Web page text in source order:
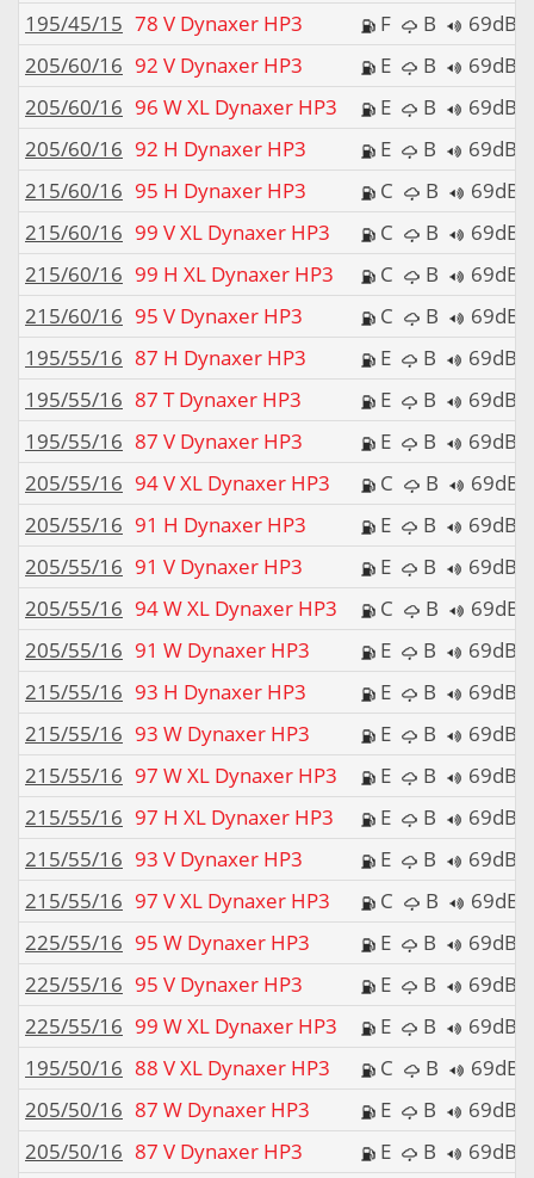
195/45/15 78 V Dynaxer HP3 F B
69dB
205/60/16 92 V Dynaxer HP3 E B
69dB
205/60/16 96 W XL Dynaxer HP3 E B
69dB
205/60/16 92 H Dynaxer HP3 E B
69dB
215/60/16 95 H Dynaxer HP3 C B
69dB
215/60/16 99 V XL Dynaxer HP3 C B
69dB
215/60/16 99 H XL Dynaxer HP3 C B
69dB
215/60/16 95 V Dynaxer HP3 C B
69dB
195/55/16 87 H Dynaxer HP3 E B
69dB
195/55/16 87 T Dynaxer HP3 E B
69dB
195/55/16 87 V Dynaxer HP3 E B
69dB
205/55/16 94 V XL Dynaxer HP3 C B
69dB
205/55/16 91 H Dynaxer HP3 E B
69dB
205/55/16 91 V Dynaxer HP3 E B
69dB
205/55/16 94 W XL Dynaxer HP3 C B
69dB
205/55/16 91 W Dynaxer HP3 E B
69dB
215/55/16 93 H Dynaxer HP3 E B
69dB
215/55/16 93 W Dynaxer HP3 E B
69dB
215/55/16 97 W XL Dynaxer HP3 E B
69dB
215/55/16 97 H XL Dynaxer HP3 E B
69dB
215/55/16 93 V Dynaxer HP3 E B
69dB
215/55/16 97 V XL Dynaxer HP3 C B
69dB
225/55/16 95 W Dynaxer HP3 E B
69dB
225/55/16 95 V Dynaxer HP3 E B
69dB
225/55/16 99 W XL Dynaxer HP3 E B
69dB
195/50/16 88 V XL Dynaxer HP3 C B
69dB
205/50/16 87 W Dynaxer HP3 E B
69dB
205/50/16 87 V Dynaxer HP3 E B
69dB